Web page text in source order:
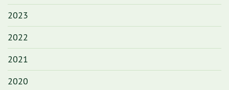
2023
2022
2021
2020